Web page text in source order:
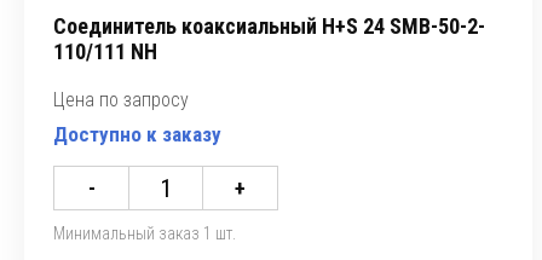
Соединитель коаксиальный H+S 24 SMB-50-2-
110/111 NH
Цена по запросу
Доступно к заказу
- +
Минимальный заказ 1 шт.